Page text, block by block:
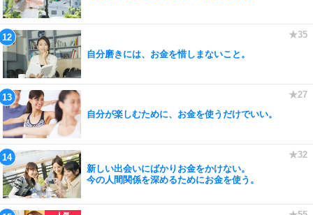
自分磨きには、お金を惜しまないこと。
自分が楽しむために、お金を使うだけでいい。
新しい出会いにばかりお金をかけない。
今の人間関係を深めるためにお金を使う。